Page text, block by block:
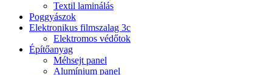
Textil laminálás
Poggyászok
Elektronikus filmszalag 3c
Elektromos védőtok
Építőanyag
Méhsejt panel
Alumínium panel